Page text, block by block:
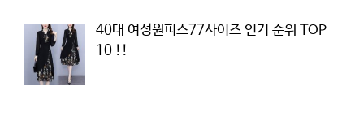
40대 여성원피스77사이즈 인기 순위 TOP
10 !!